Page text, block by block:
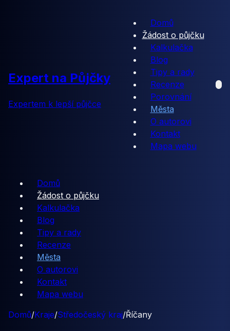
Expert na Půjčky
Expertem k lepší půjčce
Domů
Žádost o půjčku
Kalkulačka
Blog
Tipy a rady
Recenze
Porovnání
Města
O autorovi
Kontakt
Mapa webu
Domů
Žádost o půjčku
Kalkulačka
Blog
Tipy a rady
Recenze
Města
O autorovi
Kontakt
Mapa webu
Domů/Kraje/Středočeský kraj/Říčany